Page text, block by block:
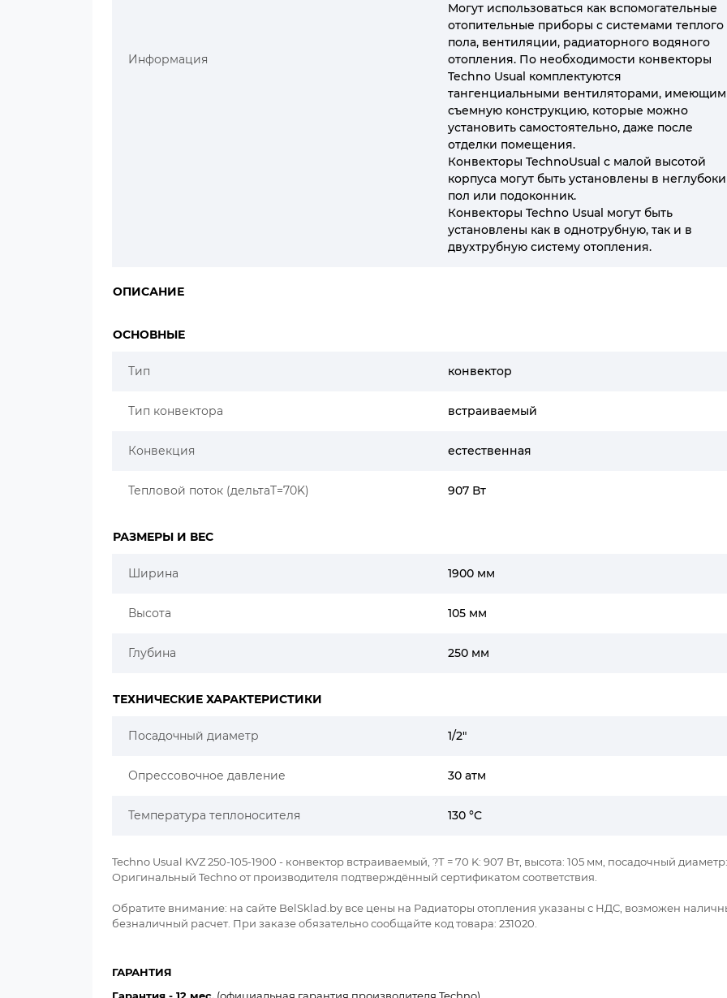
Информация
Могут использоваться как вспомогательные
отопительные приборы с системами теплого
пола, вентиляции, радиаторного водяного
отопления. По необходимости конвекторы
Techno Usual комплектуются
тангенциальными вентиляторами,
съемную конструкцию, которые можно
установить самостоятельно, даже после
отделки помещения.
Конвекторы TechnoUsual с малой высотой
корпуса могут быть установлены в
пол или подоконник.
Конвекторы Techno Usual могут быть
установлены как в однотрубную, так и в
двухтрубную систему отопления.
ОПИСАНИЕ
ОСНОВНЫЕ
Тип конвектор
Тип конвектора встраиваемый
Конвекция естественная
Тепловой поток (дельтаT=70K) 907 Вт
РАЗМЕРЫ И ВЕС
Ширина 1900 мм
Высота 105 мм
Глубина 250 мм
ТЕХНИЧЕСКИЕ ХАРАКТЕРИСТИКИ
Посадочный диаметр 1/2"
Опрессовочное давление 30 атм
Температура теплоносителя 130 °C
Techno Usual KVZ 250-105-1900 - конвектор встраиваемый, ?Т = 70 K: 907 Вт, высота: 105 мм, посадочный диаметр:
Оригинальный Techno от производителя подтверждённый сертификатом соответствия.
Обратите внимание: на сайте BelSklad.by все цены на Радиаторы отопления указаны с НДС, возможен
безналичный расчет. При заказе обязательно сообщайте код товара: 231020.
ГАРАНТИЯ